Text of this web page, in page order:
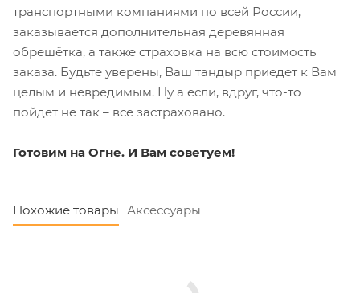
транспортными компаниями по всей России,
заказывается дополнительная деревянная
обрешётка, а также страховка на всю стоимость
заказа. Будьте уверены, Ваш тандыр приедет к Вам
целым и невредимым. Ну а если, вдруг, что-то
пойдет не так – все застраховано.
Готовим на Огне. И Вам советуем!
Похожие товары Аксессуары